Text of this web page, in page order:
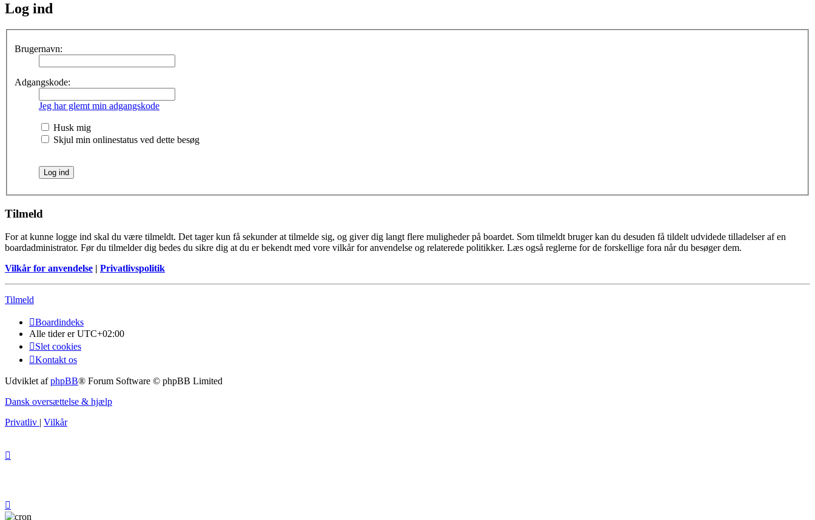
Log ind
Brugernavn:
Adgangskode:
Jeg har glemt min adgangskode
Husk mig
Skjul min onlinestatus ved dette besøg
Tilmeld
For at kunne logge ind skal du være tilmeldt. Det tager kun få sekunder at tilmelde sig, og giver dig langt flere muligheder på boardet. Som tilmeldt bruger kan du desuden få tildelt udvidede tilladelser af en
boardadministrator. Før du tilmelder dig bedes du sikre dig at du er bekendt med vore vilkår for anvendelse og relaterede politikker. Læs også reglerne for de forskellige fora når du besøger dem.
Vilkår for anvendelse | Privatlivspolitik
Tilmeld
Boardindeks
Alle tider erUTC+02:00
Slet cookies
Kontakt os
Udviklet afphpBB® Forum Software © phpBB Limited
Dansk oversættelse & hjælp
Privatliv | Vilkår